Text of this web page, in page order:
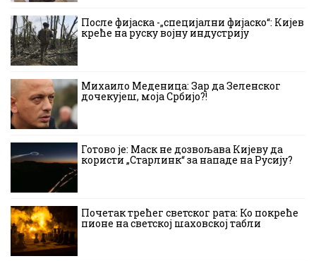
После фијаска -„специјални фијаско“: Кијев
креће на руску војну индустрију
Михаило Меденица: Зар да Зеленског
дочекујеш, моја Србијо?!
Готово је: Маск не дозвољава Кијеву да
користи „Старлинк“ за нападе на Русију?
Почетак трећег светског рата: Ко покреће
пионе на светској шаховској табли